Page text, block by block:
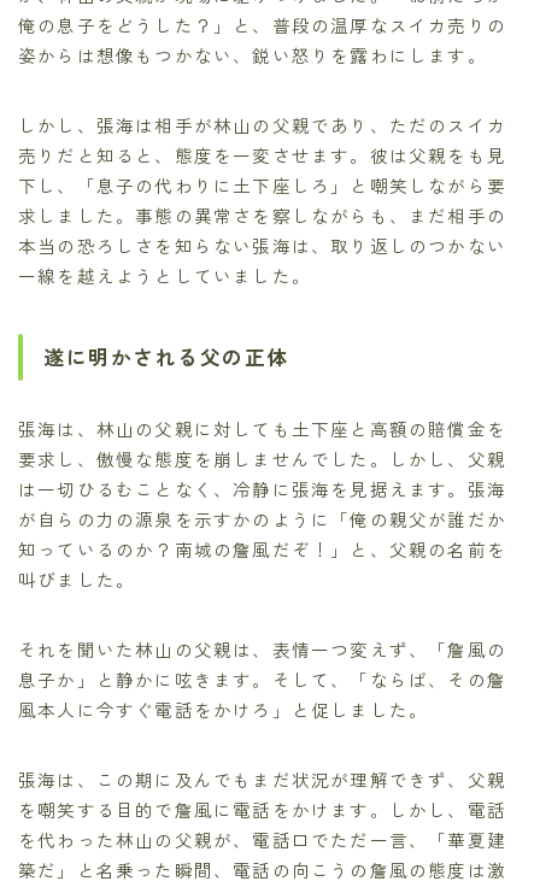
俺の息子をどうした？」と、普段の温厚なスイカ売りの
姿からは想像もつかない、鋭い怒りを露わにします。
しかし、張海は相手が林山の父親であり、ただのスイカ
売りだと知ると、態度を一変させます。彼は父親をも見
下し、「息子の代わりに土下座しろ」と嘲笑しながら要
求しました。事態の異常さを察しながらも、まだ相手の
本当の恐ろしさを知らない張海は、取り返しのつかない
一線を越えようとしていました。
遂に明かされる父の正体
張海は、林山の父親に対しても土下座と高額の賠償金を
要求し、傲慢な態度を崩しませんでした。しかし、父親
は一切ひるむことなく、冷静に張海を見据えます。張海
が自らの力の源泉を示すかのように「俺の親父が誰だか
知っているのか？南城の詹風だぞ！」と、父親の名前を
叫びました。
それを聞いた林山の父親は、表情一つ変えず、「詹風の
息子か」と静かに呟きます。そして、「ならば、その詹
風本人に今すぐ電話をかけろ」と促しました。
張海は、この期に及んでもまだ状況が理解できず、父親
を嘲笑する目的で詹風に電話をかけます。しかし、電話
を代わった林山の父親が、電話口でただ一言、「華夏建
築だ」と名乗った瞬間、電話の向こうの詹風の態度は激